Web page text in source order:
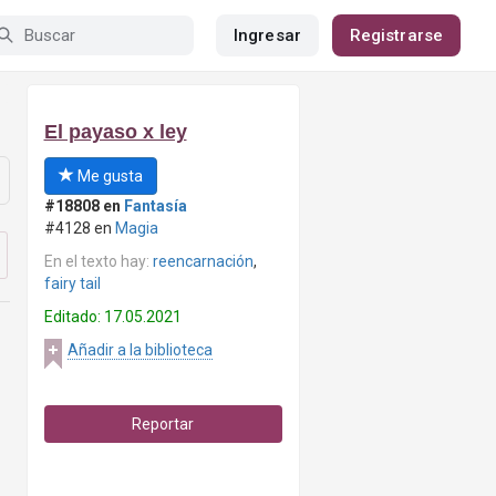
Ingresar Registrarse
El payaso x ley
Me gusta
#18808 en Fantasía
#4128 en Magia
En el texto hay: reencarnación,
fairy tail
Editado: 17.05.2021
Añadir a la biblioteca
Reportar